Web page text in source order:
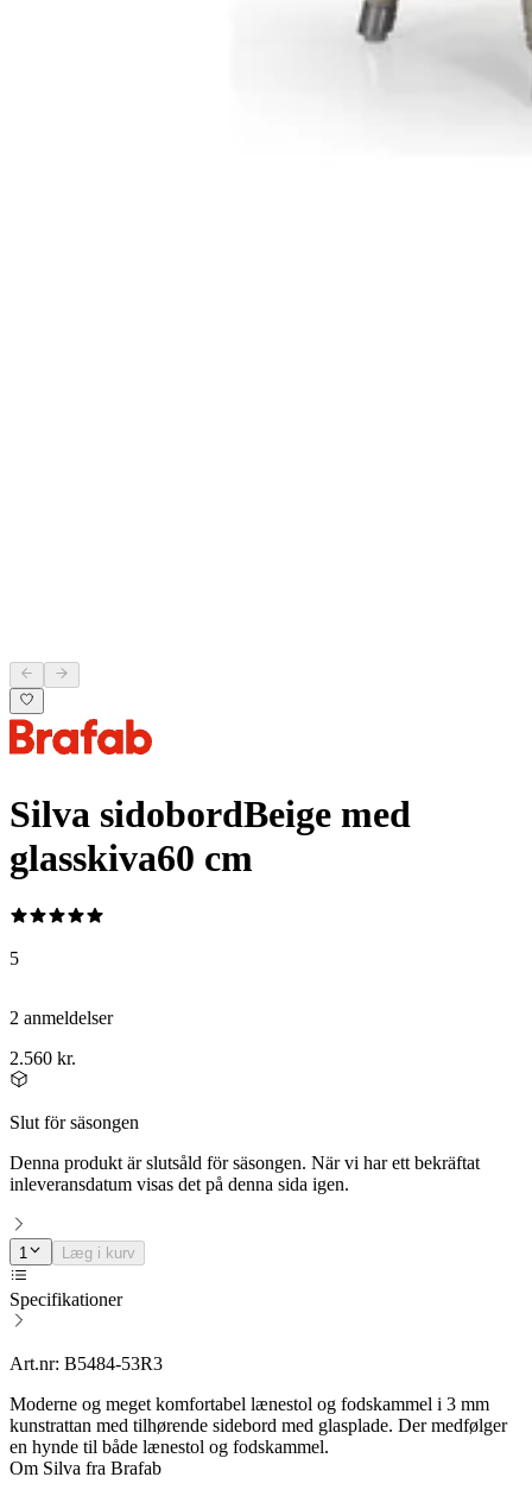
Silva sidobordBeige med
glasskiva60 cm
5
2 anmeldelser
2.560 kr.
Slut för säsongen
Denna produkt är slutsåld för säsongen. När vi har ett bekräftat
inleveransdatum visas det på denna sida igen.
1 Læg i kurv
Specifikationer
Art.nr: B5484-53R3
Moderne og meget komfortabel lænestol og fodskammel i 3 mm
kunstrattan med tilhørende sidebord med glasplade. Der medfølger
en hynde til både lænestol og fodskammel.
Om Silva fra Brafab